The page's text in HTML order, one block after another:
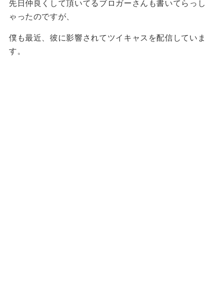
先日仲良くして頂いてるブロガーさんも書いてらっし
ゃったのですが、
僕も最近、彼に影響されてツイキャスを配信していま
す。